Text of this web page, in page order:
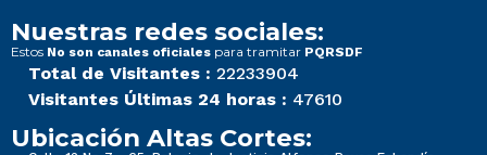
Nuestras redes sociales:
Estos No son canales oficiales para tramitar PQRSDF
Total de Visitantes : 22233904
Visitantes Últimas 24 horas : 47610
Ubicación Altas Cortes: